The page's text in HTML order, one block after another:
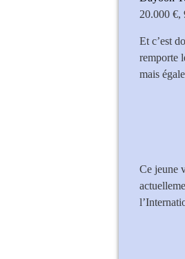
20.000 €,
Et c’est
remporte
mais
Ce jeune